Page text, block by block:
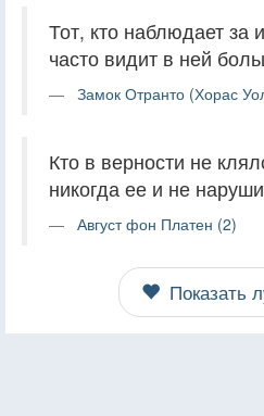
Тот, кто наблюдает за
часто видит в ней
Замок Отранто (Хорас
Кто в верности не
никогда ее и не
Август фон Платен (2)
Показать